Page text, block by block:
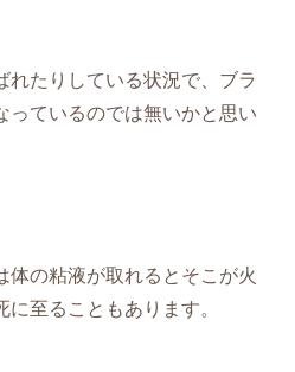
れたりしている状況で、ブラ
っているのでは無いかと思い
体の粘液が取れるとそこが火
至ることもあります。